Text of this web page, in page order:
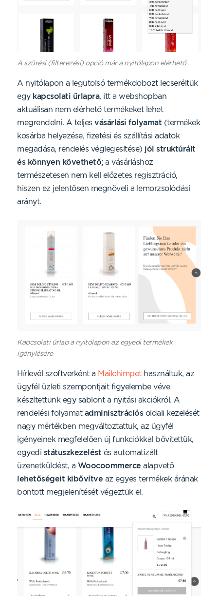
A szűrési (filterezési) opcíó már a nyitólapon elérhető
A nyitólapon a legutolsó termékdobozt lecseréltük
egy kapcsolati űrlapra, itt a webshopban
aktuálisan nem elérhető termékeket lehet
megrendelni. A teljes vásárlási folyamat (termékek
kosárba helyezése, fizetési és szállítási adatok
megadása, rendelés véglegesítése) jól struktúrált
és könnyen követhető;a vásárláshoz
természetesen nem kell előzetes regisztráció,
hiszen ez jelentősen megnöveli a lemorzsolódási
arányt.
Kapcsolati űrlap a nyitólapon az egyedi termékek
igénylésére
Hírlevél szoftverként a Mailchimpethasználtuk, az
ügyfél üzleti szempontjait figyelembe véve
készítettünk egy sablont a nyitási akciókról. A
rendelési folyamat adminisztrációsoldali kezelését
nagy mértékben megváltoztattuk, az ügyfél
igényeinek megfelelően új funkciókkal bővítettük,
egyedi státuszkezelést és automatizált
üzenetküldést, a Woocoommerce alapvető
lehetőségeit kibővítve az egyes termékek árának
bontott megjelenítését végeztük el.